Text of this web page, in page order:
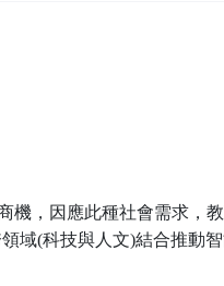
機，因應此種社會需求，
域(科技與人文)結合推動